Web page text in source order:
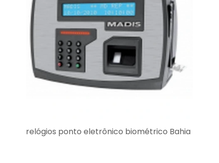
relógios ponto eletrônico biométrico Bahia